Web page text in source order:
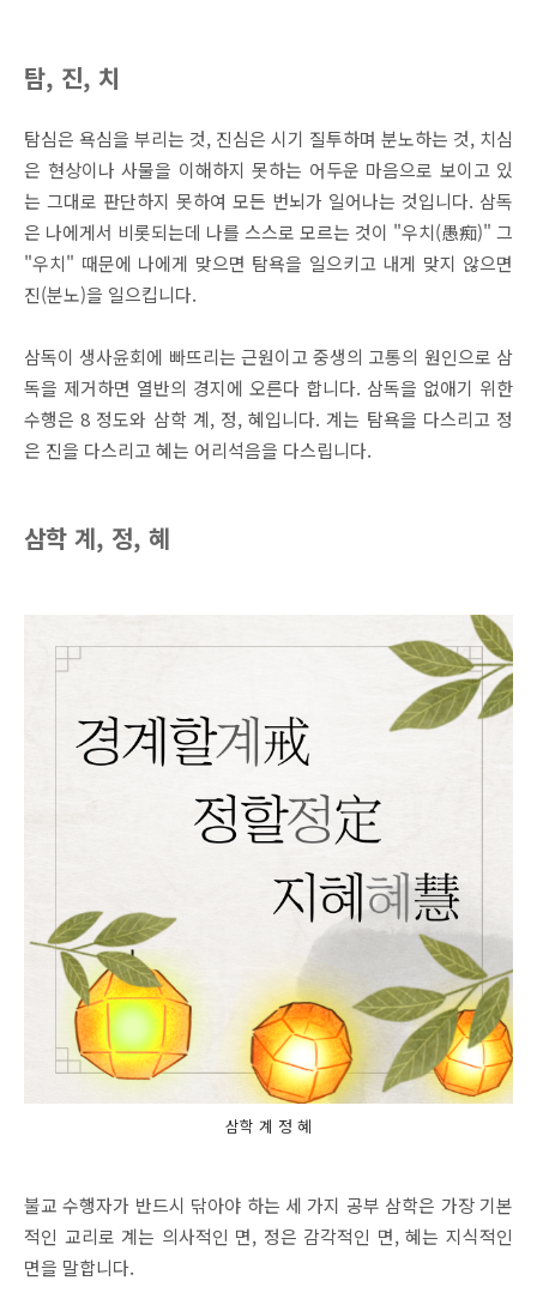
탐, 진, 치
탐심은 욕심을 부리는 것, 진심은 시기 질투하며 분노하는 것, 치심
은 현상이나 사물을 이해하지 못하는 어두운 마음으로 보이고 있
는 그대로 판단하지 못하여 모든 번뇌가 일어나는 것입니다. 삼독
은 나에게서 비롯되는데 나를 스스로 모르는 것이 "우치(愚痴)" 그
"우치" 때문에 나에게 맞으면 탐욕을 일으키고 내게 맞지 않으면
진(분노)을 일으킵니다.
삼독이 생사윤회에 빠뜨리는 근원이고 중생의 고통의 원인으로 삼
독을 제거하면 열반의 경지에 오른다 합니다. 삼독을 없애기 위한
수행은 8 정도와 삼학 계, 정, 혜입니다. 계는 탐욕을 다스리고 정
은 진을 다스리고 혜는 어리석음을 다스립니다.
삼학 계, 정, 혜
삼학 계 정 혜
불교 수행자가 반드시 닦아야 하는 세 가지 공부 삼학은 가장 기본
적인 교리로 계는 의사적인 면, 정은 감각적인 면, 혜는 지식적인
면을 말합니다.